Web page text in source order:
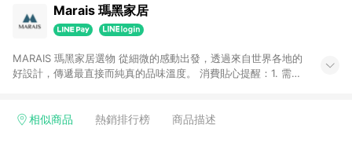
Marais 瑪黑家居
MARAIS 瑪黑家居選物 從細微的感動出發，透過來自世界各地的
好設計，傳遞最直接而純真的品味溫度。 消費貼心提醒：1. 需透
APP下單，將不符合贈點資格。 3. 點數將於出貨後60天前後發
相似商品 熱銷排行榜 商品描述